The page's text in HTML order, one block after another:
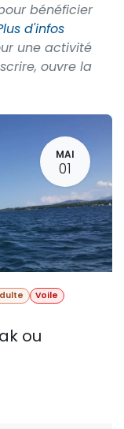
bénéficier
d'infos
une activité
ouvre la
MAI
01
Voile
ou